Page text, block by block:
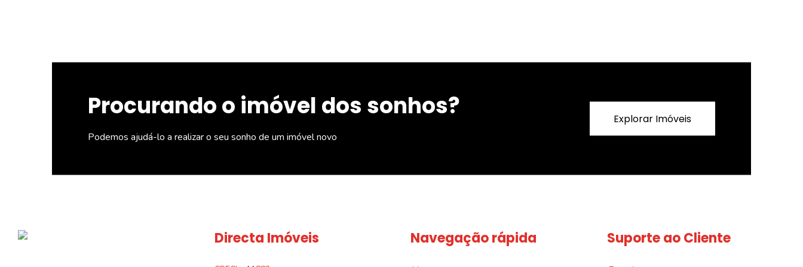
Procurando o imóvel dos sonhos?
Podemos ajudá-lo a realizar o seu sonho de um imóvel novo
Explorar Imóveis
Directa Imóveis Navegação rápida Suporte ao Cliente